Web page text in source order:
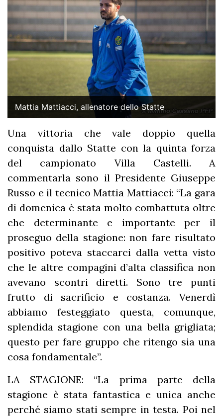
Mattia Mattiacci, allenatore dello Statte
Una vittoria che vale doppio quella
conquista dallo Statte con la quinta forza
del campionato Villa Castelli. A
commentarla sono il Presidente Giuseppe
Russo e il tecnico Mattia Mattiacci: “La gara
di domenica è stata molto combattuta oltre
che determinante e importante per il
proseguo della stagione: non fare risultato
positivo poteva staccarci dalla vetta visto
che le altre compagini d’alta classifica non
avevano scontri diretti. Sono tre punti
frutto di sacrificio e costanza. Venerdì
abbiamo festeggiato questa, comunque,
splendida stagione con una bella grigliata;
questo per fare gruppo che ritengo sia una
cosa fondamentale”.
LA STAGIONE: “La prima parte della
stagione è stata fantastica e unica anche
perché siamo stati sempre in testa. Poi nel